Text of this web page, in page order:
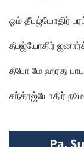
ஓம் தீபஜ்யோதிர்
தீபஜ்யோதிர்
தீபோ மே ஹரது
சந்த்ரஜ்யோதிர்